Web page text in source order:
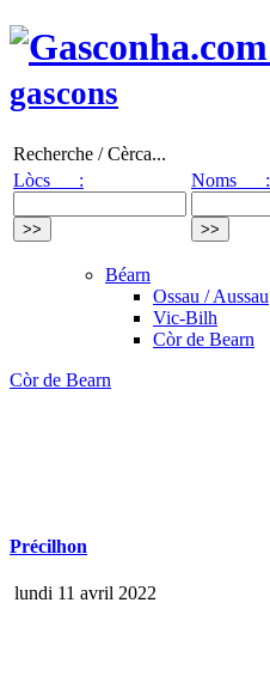
gascons
Recherche / Cèrca...
Lòcs :
Noms :
Béarn
Ossau / Aussau
Vic-Bilh
Còr de Bearn
Còr de Bearn
Précilhon
lundi 11 avril 2022